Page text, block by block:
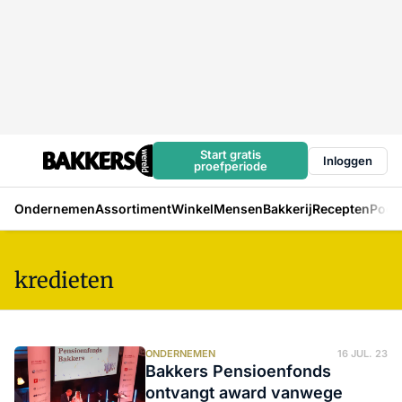
Start gratis
proefperiode
Inloggen
OndernemenAssortimentWinkelMensenBakkerijRecepten
kredieten
ONDERNEMEN 16 JUL. 23
Bakkers Pensioenfonds
ontvangt award vanwege